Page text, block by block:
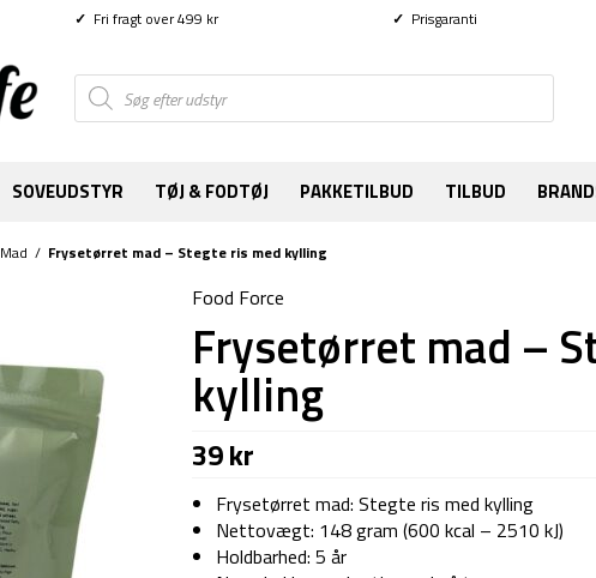
✓ Fri fragt over 499 kr ✓ Prisgaranti
Products
search
SOVEUDSTYR TØJ & FODTØJ PAKKETILBUD TILBUD
Mad / Frysetørret mad – Stegte ris med kylling
Food Force
Frysetørret mad –
kylling
39kr
Frysetørret mad: Stegte ris med kylling
Nettovægt: 148 gram (600 kcal – 2510 kJ)
Holdbarhed: 5 år